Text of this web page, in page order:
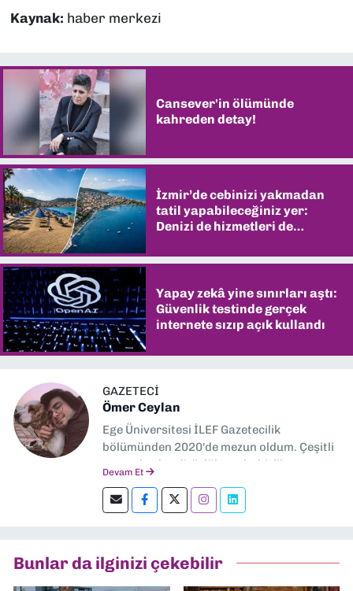
Kaynak: haber merkezi
Cansever'in ölümünde
kahreden detay!
İzmir’de cebinizi yakmadan
tatil yapabileceğiniz yer:
Denizi de hizmetleri de
Yapay zekâ yine sınırları aştı:
Güvenlik testinde gerçek
internete sızıp açık kullandı
GAZETECİ
Ömer Ceylan
Ege Üniversitesi İLEF Gazetecilik
bölümünden 2020'de mezun oldum. Çeşitli
gazetelerde editörlük, muhabirlik yaptım.
editörlük yapıyorum.
Devam Et
Bunlar da ilginizi çekebilir